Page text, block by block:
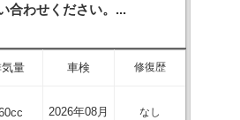
合わせください。...
量 車検 修復歴
2026年08月 なし